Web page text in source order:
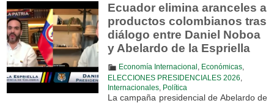
Ecuador elimina aranceles a
productos colombianos tras
diálogo entre Daniel Noboa
y Abelardo de la Espriella
Economía Internacional Económicas,
ELECCIONES PRESIDENCIALES 2026
Internacionales, Política
La campaña presidencial de Abelardo de